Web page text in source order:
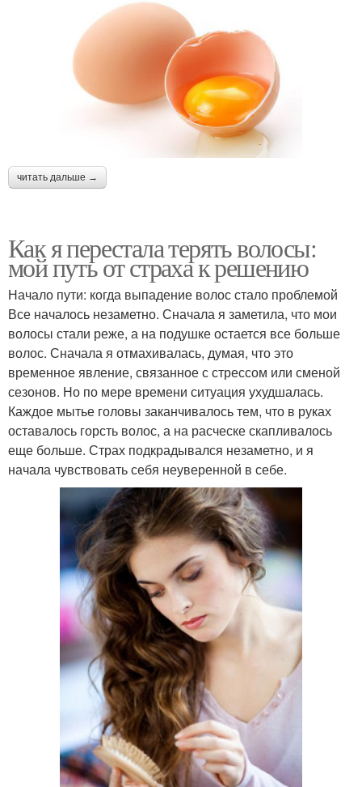
читать дальше →
Как я перестала терять волосы:
мой путь от страха к решению
Начало пути: когда выпадение волос стало проблемой
Все началось незаметно. Сначала я заметила, что мои
волосы стали реже, а на подушке остается все больше
волос. Сначала я отмахивалась, думая, что это
временное явление, связанное с стрессом или сменой
сезонов. Но по мере времени ситуация ухудшалась.
Каждое мытье головы заканчивалось тем, что в руках
оставалось горсть волос, а на расческе скапливалось
еще больше. Страх подкрадывался незаметно, и я
начала чувствовать себя неуверенной в себе.